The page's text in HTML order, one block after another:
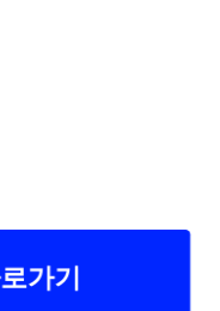
가기